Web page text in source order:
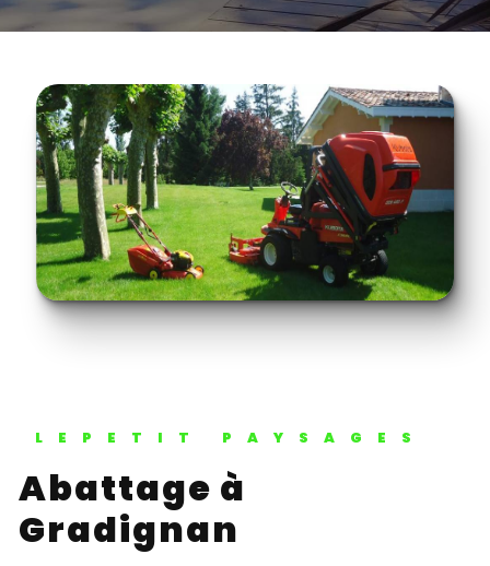
LEPETIT PAYSAGES
Abattage à
Gradignan